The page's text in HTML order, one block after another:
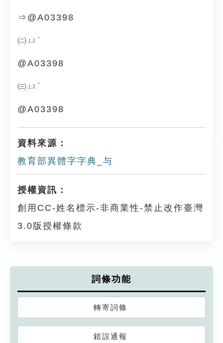
⇒@A03398
㈡ㄩˊ
@A03398
㈢ㄩˋ
@A03398
資料來源：
教育部異體字字典_与
授權資訊：
創用CC-姓名標示-非商業性-禁止改作臺灣
3.0版授權條款
詞條功能
轉寄詞條
錯誤通報